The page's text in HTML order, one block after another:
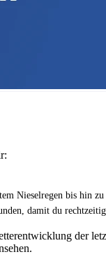
Nieselregen bis hin zu
damit du rechtzeitig
der